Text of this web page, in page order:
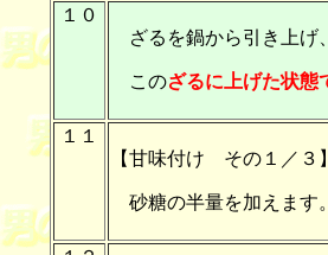
１０
ざるを鍋から引き上げ
このざるに上げた状態
１１
【甘味付け その１／３】
砂糖の半量を加えます。